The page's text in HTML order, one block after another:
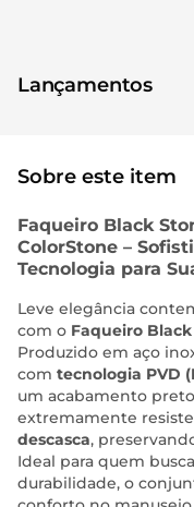
Lançamentos
Sobre este item
Faqueiro Black
ColorStone –
Tecnologia para
Leve elegância
com o Faqueiro
Produzido em aço
com tecnologia PVD
um acabamento
extremamente
descasca,
Ideal para quem
durabilidade, o